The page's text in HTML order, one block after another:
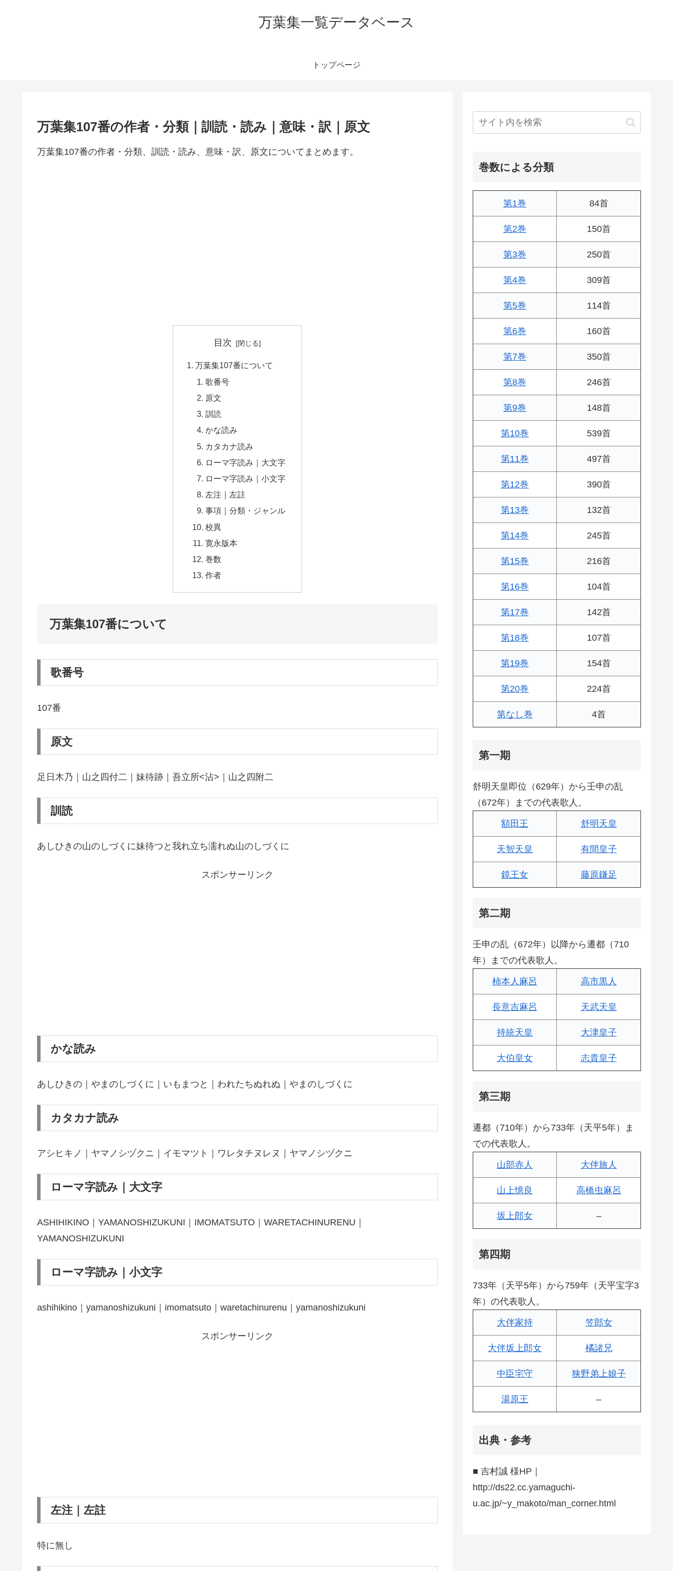
万葉集一覧データベース
トップページ
万葉集107番の作者・分類｜訓読・読み｜意味・訳｜原文
万葉集107番の作者・分類、訓読・読み、意味・訳、原文についてまとめます。
目次
万葉集107番について
歌番号
原文
訓読
かな読み
カタカナ読み
ローマ字読み｜大文字
ローマ字読み｜小文字
左注｜左註
事項｜分類・ジャンル
校異
寛永版本
巻数
作者
万葉集107番について
歌番号
107番
原文
足日木乃｜山之四付二｜妹待跡｜吾立所<沾>｜山之四附二
訓読
あしひきの山のしづくに妹待つと我れ立ち濡れぬ山のしづくに
スポンサーリンク
かな読み
あしひきの｜やまのしづくに｜いもまつと｜われたちぬれぬ｜やまのしづくに
カタカナ読み
アシヒキノ｜ヤマノシヅクニ｜イモマツト｜ワレタチヌレヌ｜ヤマノシヅクニ
ローマ字読み｜大文字
ASHIHIKINO｜YAMANOSHIZUKUNI｜IMOMATSUTO｜WARETACHINURENU｜
YAMANOSHIZUKUNI
ローマ字読み｜小文字
ashihikino｜yamanoshizukuni｜imomatsuto｜waretachinurenu｜yamanoshizukuni
スポンサーリンク
左注｜左註
特に無し
巻数による分類
第1巻 84首
第2巻 150首
第3巻 250首
第4巻 309首
第5巻 114首
第6巻 160首
第7巻 350首
第8巻 246首
第9巻 148首
第10巻 539首
第11巻 497首
第12巻 390首
第13巻 132首
第14巻 245首
第15巻 216首
第16巻 104首
第17巻 142首
第18巻 107首
第19巻 154首
第20巻 224首
第なし巻 4首
第一期
舒明天皇即位（629年）から壬申の乱
（672年）までの代表歌人。
額田王 舒明天皇
天智天皇 有間皇子
鏡王女 藤原鎌足
第二期
壬申の乱（672年）以降から遷都（710
年）までの代表歌人。
柿本人麻呂 高市黒人
長意吉麻呂 天武天皇
持統天皇 大津皇子
大伯皇女 志貴皇子
第三期
遷都（710年）から733年（天平5年）ま
での代表歌人。
山部赤人 大伴旅人
山上憶良 高橋虫麻呂
坂上郎女 –
第四期
733年（天平5年）から759年（天平宝字3
年）の代表歌人。
大伴家持 笠郎女
大伴坂上郎女 橘諸兄
中臣宅守 狭野弟上娘子
湯原王 –
出典・参考
■ 吉村誠 様HP｜
http://ds22.cc.yamaguchi-
u.ac.jp/~y_makoto/man_corner.html